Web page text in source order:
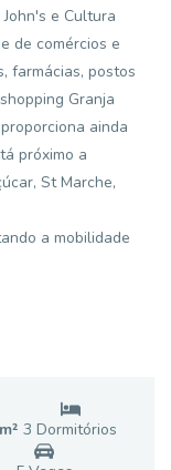
e Cultura
de comércios e
farmácias, postos
Granja
ainda
próximo a
St Marche,
a mobilidade
m² 3 Dormitórios